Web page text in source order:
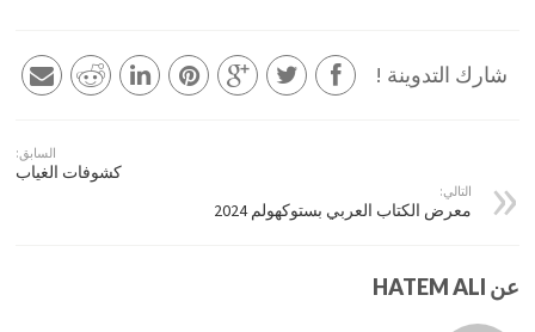
شارك التدوينة !
السابق:
كشوفات الغياب
التالي:
معرض الكتاب العربي بستوكهولم 2024
عن HATEM ALI